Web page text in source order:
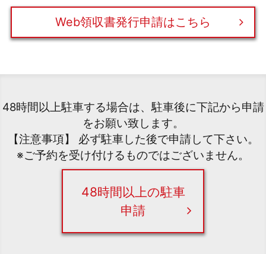
Web領収書発行申請はこちら
48時間以上駐車する場合は、駐車後に下記から申請
をお願い致します。
【注意事項】 必ず駐車した後で申請して下さい。
※ご予約を受け付けるものではございません。
48時間以上の駐車
申請